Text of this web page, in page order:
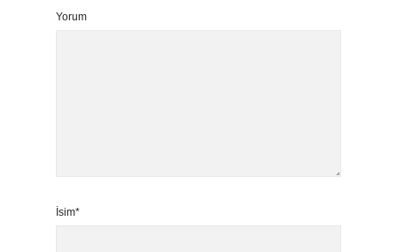
Yorum
İsim*